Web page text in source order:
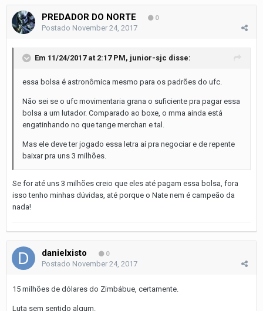
PREDADOR DO NORTE 0
Postado November 24, 2017
Em 11/24/2017 at 2:17 PM, junior-sjc disse:
essa bolsa é astronômica mesmo para os padrões do ufc.
Não sei se o ufc movimentaria grana o suficiente pra pagar essa
bolsa a um lutador. Comparado ao boxe, o mma ainda está
engatinhando no que tange merchan e tal.
Mas ele deve ter jogado essa letra aí pra negociar e de repente
baixar pra uns 3 milhões.
Se for até uns 3 milhões creio que eles até pagam essa bolsa, fora
isso tenho minhas dúvidas, até porque o Nate nem é campeão da
nada!
danielxisto 0
Postado November 24, 2017
15 milhões de dólares do Zimbábue, certamente.
Luta sem sentido algum.